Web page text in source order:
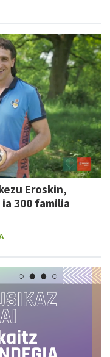
Eroskin,
300 familia